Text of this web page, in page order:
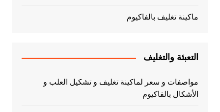
ماكينة تغليف بالفاكيوم
التعبئة والتغليف
مواصفات و سعر لماكينة تغليف و تشكيل العلب و
الأشكال بالفاكيوم